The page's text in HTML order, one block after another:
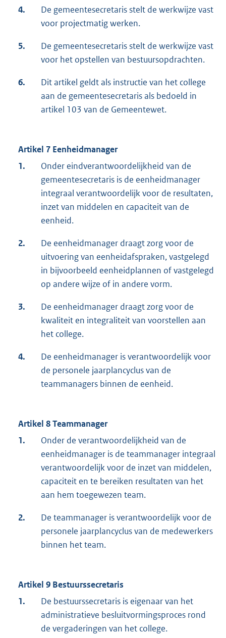
4.
De gemeentesecretaris stelt de werkwijze vast
voor projectmatig werken.
5.
De gemeentesecretaris stelt de werkwijze vast
voor het opstellen van bestuursopdrachten.
6.
Dit artikel geldt als instructie van het college
aan de gemeentesecretaris als bedoeld in
artikel 103 van de Gemeentewet.
Artikel 7 Eenheidmanager
1.
Onder eindverantwoordelijkheid van de
gemeentesecretaris is de eenheidmanager
integraal verantwoordelijk voor de resultaten,
inzet van middelen en capaciteit van de
eenheid.
2.
De eenheidmanager draagt zorg voor de
uitvoering van eenheidafspraken, vastgelegd
in bijvoorbeeld eenheidplannen of vastgelegd
op andere wijze of in andere vorm.
3.
De eenheidmanager draagt zorg voor de
kwaliteit en integraliteit van voorstellen aan
het college.
4.
De eenheidmanager is verantwoordelijk voor
de personele jaarplancyclus van de
teammanagers binnen de eenheid.
Artikel 8 Teammanager
1.
Onder de verantwoordelijkheid van de
eenheidmanager is de teammanager integraal
verantwoordelijk voor de inzet van middelen,
capaciteit en te bereiken resultaten van het
aan hem toegewezen team.
2.
De teammanager is verantwoordelijk voor de
personele jaarplancyclus van de medewerkers
binnen het team.
Artikel 9 Bestuurssecretaris
1.
De bestuurssecretaris is eigenaar van het
administratieve besluitvormingsproces rond
de vergaderingen van het college.